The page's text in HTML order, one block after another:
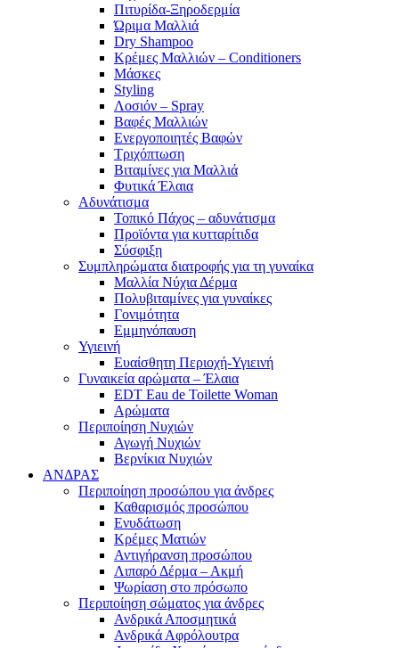
Πιτυρίδα-Ξηροδερμία
Ώριμα Μαλλιά
Dry Shampoo
Κρέμες Μαλλιών – Conditioners
Μάσκες
Styling
Λοσιόν – Spray
Βαφές Μαλλιών
Ενεργοποιητές Βαφών
Τριχόπτωση
Βιταμίνες για Μαλλιά
Φυτικά Έλαια
Αδυνάτισμα
Τοπικό Πάχος – αδυνάτισμα
Προϊόντα για κυτταρίτιδα
Σύσφιξη
Συμπληρώματα διατροφής για τη γυναίκα
Μαλλία Νύχια Δέρμα
Πολυβιταμίνες για γυναίκες
Γονιμότητα
Εμμηνόπαυση
Υγιεινή
Ευαίσθητη Περιοχή-Υγιεινή
Γυναικεία αρώματα – Έλαια
EDT Eau de Toilette Woman
Αρώματα
Περιποίηση Νυχιών
Αγωγή Νυχιών
Βερνίκια Νυχιών
ΑΝΔΡΑΣ
Περιποίηση προσώπου για άνδρες
Καθαρισμός προσώπου
Ενυδάτωση
Κρέμες Ματιών
Αντιγήρανση προσώπου
Λιπαρό Δέρμα – Ακμή
Ψωρίαση στο πρόσωπο
Περιποίηση σώματος για άνδρες
Ανδρικά Αποσμητικά
Ανδρικά Αφρόλουτρα